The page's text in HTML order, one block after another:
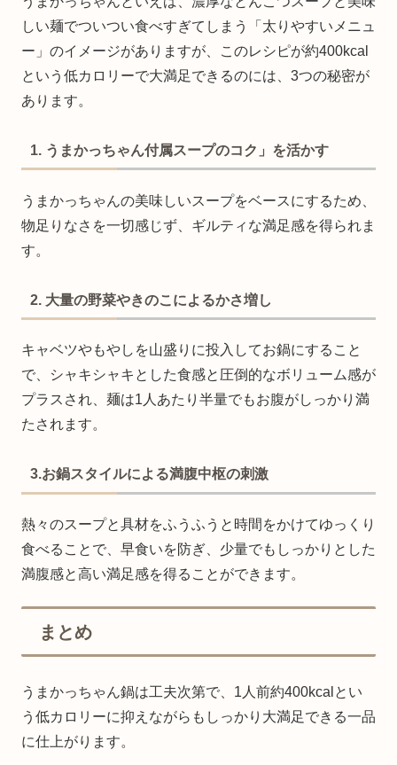
しい麺でついつい食べすぎてしまう「太りやすいメニュ
ー」のイメージがありますが、このレシピが約400kcal
という低カロリーで大満足できるのには、3つの秘密が
あります。
1. うまかっちゃん付属スープのコク」を活かす
うまかっちゃんの美味しいスープをベースにするため、
物足りなさを一切感じず、ギルティな満足感を得られま
す。
2. 大量の野菜やきのこによるかさ増し
キャベツやもやしを山盛りに投入してお鍋にすること
で、シャキシャキとした食感と圧倒的なボリューム感が
プラスされ、麺は1人あたり半量でもお腹がしっかり満
たされます。
3.お鍋スタイルによる満腹中枢の刺激
熱々のスープと具材をふうふうと時間をかけてゆっくり
食べることで、早食いを防ぎ、少量でもしっかりとした
満腹感と高い満足感を得ることができます。
まとめ
うまかっちゃん鍋は工夫次第で、1人前約400kcalとい
う低カロリーに抑えながらもしっかり大満足できる一品
に仕上がります。